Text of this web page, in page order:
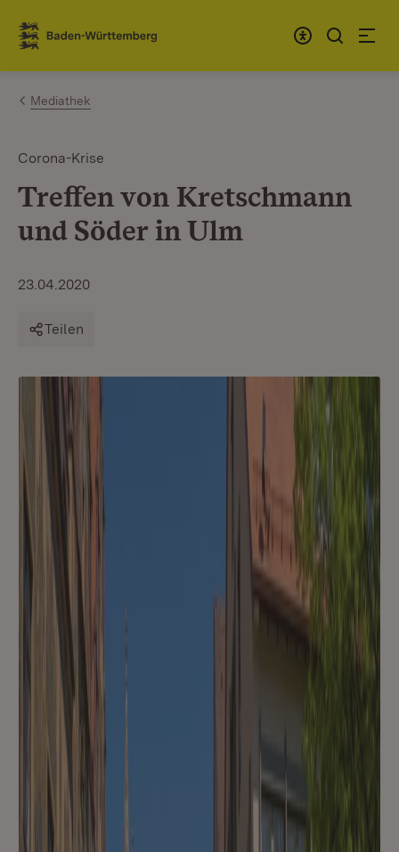
Zum Inhalt springen
Link zur Startseite
Mediathek
Corona-Krise
Treffen von Kretschmann
und Söder in Ulm
23.04.2020
Teilen